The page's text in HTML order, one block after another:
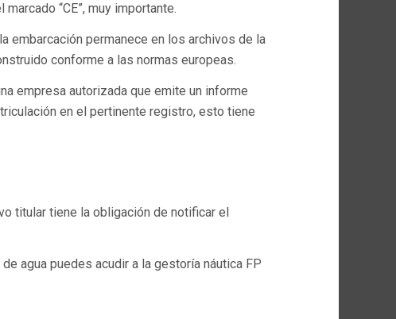
“CE”, muy importante.
embarcación permanece en los archivos de la
conforme a las normas europeas.
empresa autorizada que emite un informe
en el pertinente registro, esto tiene
titular tiene la obligación de notificar el
agua puedes acudir a la gestoría náutica FP